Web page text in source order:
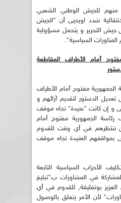
للجيش الوطني الشعبي
شدد اويحيى أن "الجيش
التحرير و يتحمل مسؤولية
السياسية".
أمام الأطراف المقاطعة
الجمهورية مفتوح أمام الأطراف
الدستور لتقديم آرائهم و
و إن كانت "عنيدة" تجاه موقف
الجمهورية مفتوح أمام
ننتظرهم في أي وقت للقدوم
بمواقفهم العنيدة تجاه موقف
الأحزاب السياسية التابعة
في المشاورات ب"تبليغ
العزيز بوتفليقة, للقدوم في أي
لأن الأمر يتعلق بالوصول